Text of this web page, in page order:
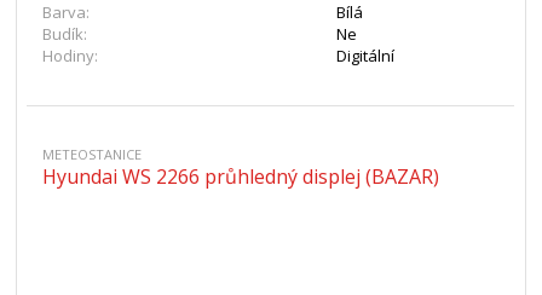
Barva:
Bílá
Budík:
Ne
Hodiny:
Digitální
METEOSTANICE
Hyundai WS 2266 průhledný displej (BAZAR)